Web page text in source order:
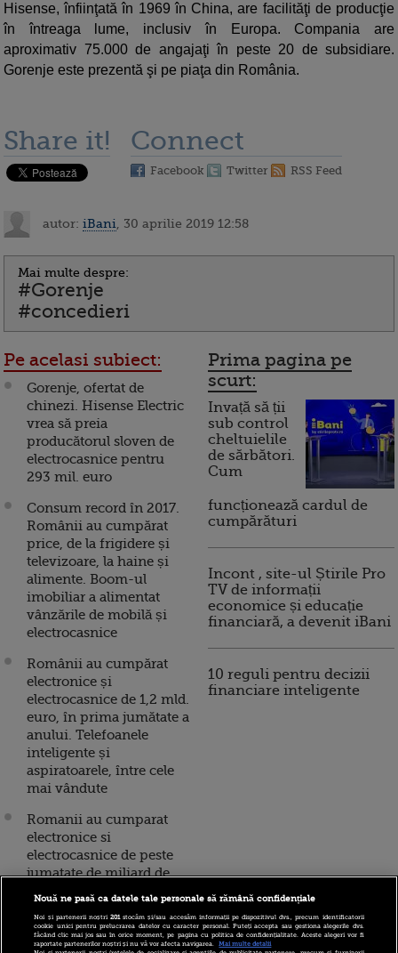
Hisense, înfiinţată în 1969 în China, are facilităţi de producţie
în întreaga lume, inclusiv în Europa. Compania are
aproximativ 75.000 de angajaţi în peste 20 de subsidiare.
Gorenje este prezentă şi pe piaţa din România.
Share it! Connect
Facebook Twitter RSS Feed
autor: iBani , 30 aprilie 2019 12:58
Mai multe despre:
#Gorenje
#concedieri
Pe acelasi subiect:
Gorenje, ofertat de
chinezi. Hisense Electric
vrea să preia
producătorul sloven de
electrocasnice pentru
293 mil. euro
Consum record în 2017.
Românii au cumpărat
price, de la frigidere și
televizoare, la haine și
alimente. Boom-ul
imobiliar a alimentat
vânzările de mobilă și
electrocasnice
Românii au cumpărat
electronice și
electrocasnice de 1,2 mld.
euro, în prima jumătate a
anului. Telefoanele
inteligente și
aspiratoarele, între cele
mai vândute
Romanii au cumparat
electronice si
electrocasnice de peste
jumatate de miliard de
euro, in primele trei luni.
preparat bauturi,
friteuzele si smartphone-
Prima pagina pe
scurt:
Invață să ții
sub control
cheltuielile
de sărbători.
Cum
funcționează cardul de
cumpărături
Incont , site-ul Știrile Pro
TV de informații
economice și educație
financiară, a devenit iBani
10 reguli pentru decizii
financiare inteligente
Nouă ne pasă ca datele tale personale să rămână confidențiale
Noi și partenerii noștri201stocăm și/sau accesăm informații pe dispozitivul dvs., precum identificatorii
cookie unici pentru prelucrarea datelor cu caracter personal. Puteți accepta sau gestiona alegerile dvs.
făcând clic mai jos sau în orice moment, pe pagina cu politica de confidențialitate. Aceste alegeri vor fi
raportate partenerilor noștri și nu vă vor afecta navigarea.
Mai multe detalii